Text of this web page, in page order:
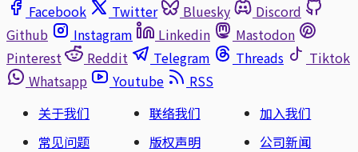
Facebook
Twitter Bluesky
Discord
Github
Instagram Linkedin
Mastodon
Pinterest
Reddit Telegram Threads
Tiktok
Whatsapp
Youtube
RSS
关于我们
联络我们
加入我们
常见问题
版权声明
公司新闻